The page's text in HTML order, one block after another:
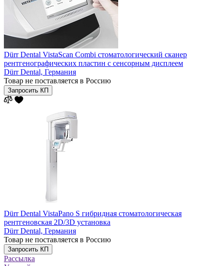
Dürr Dental VistaScan Combi стоматологический сканер
рентгенографических пластин с сенсорным дисплеем
Dürr Dental, Германия
Товар не поставляется в Россию
Запросить КП
Dürr Dental VistaPano S гибридная стоматологическая
рентгеновская 2D/3D установка
Dürr Dental, Германия
Товар не поставляется в Россию
Запросить КП
Рассылка